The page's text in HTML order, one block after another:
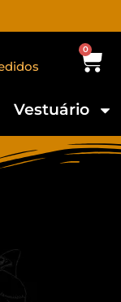
0
Vestuário